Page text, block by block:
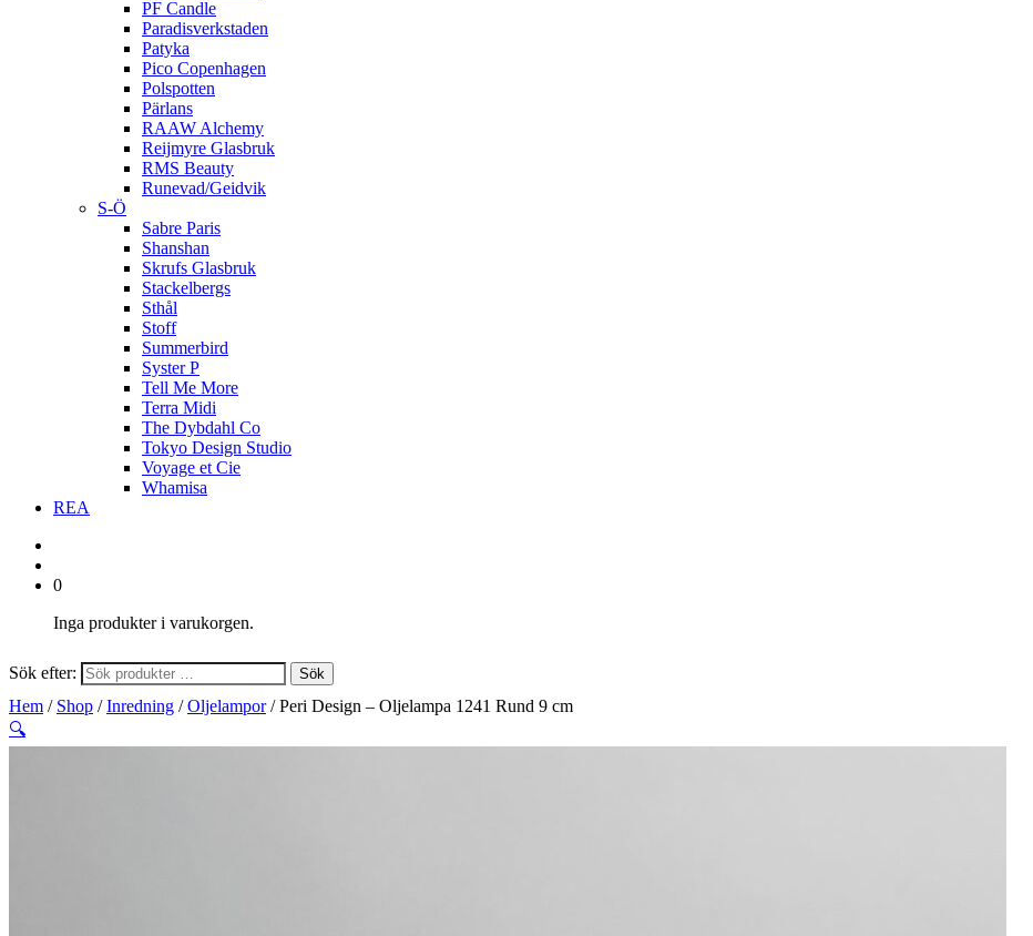
PF Candle
Paradisverkstaden
Patyka
Pico Copenhagen
Polspotten
Pärlans
RAAW Alchemy
Reijmyre Glasbruk
RMS Beauty
Runevad/Geidvik
S-Ö
Sabre Paris
Shanshan
Skrufs Glasbruk
Stackelbergs
Sthål
Stoff
Summerbird
Syster P
Tell Me More
Terra Midi
The Dybdahl Co
Tokyo Design Studio
Voyage et Cie
Whamisa
REA
0
Inga produkter i varukorgen.
Sök efter: Sök
Hem / Shop /Inredning /Oljelampor/ Peri Design – Oljelampa 1241 Rund 9 cm
🔍